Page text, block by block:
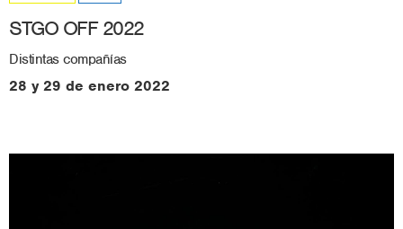
STGO OFF 2022
Distintas compañías
28 y 29 de enero 2022